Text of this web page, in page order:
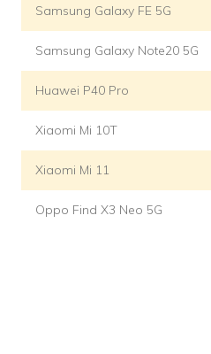
Samsung Galaxy FE 5G
Samsung Galaxy Note20 5G
Huawei P40 Pro
Xiaomi Mi 10T
Xiaomi Mi 11
Oppo Find X3 Neo 5G